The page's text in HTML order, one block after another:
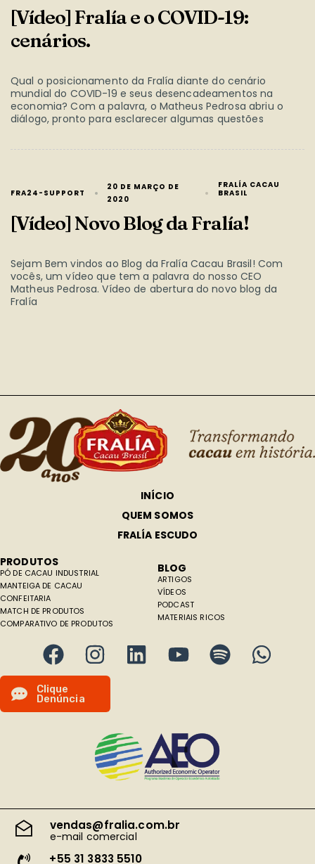
[Vídeo] Fralía e o COVID-19:
cenários.
Qual o posicionamento da Fralía diante do cenário
mundial do COVID-19 e seus desencadeamentos na
economia? Com a palavra, o Matheus Pedrosa abriu o
diálogo, pronto para esclarecer algumas questões
FRA24-SUPPORT
20 DE MARÇO DE
2020
FRALÍA CACAU
BRASIL
[Vídeo] Novo Blog da Fralía!
Sejam Bem vindos ao Blog da Fralía Cacau Brasil! Com
vocês, um vídeo que tem a palavra do nosso CEO
Matheus Pedrosa. Vídeo de abertura do novo blog da
Fralía
INÍCIO
QUEM SOMOS
FRALÍA ESCUDO
PRODUTOS
PÓ DE CACAU INDUSTRIAL
MANTEIGA DE CACAU
CONFEITARIA
MATCH DE PRODUTOS
COMPARATIVO DE PRODUTOS
BLOG
ARTIGOS
VÍDEOS
PODCAST
MATERIAIS RICOS
Clique
Denúncia
vendas@fralia.com.br
e-mail comercial
+55 31 3833 5510